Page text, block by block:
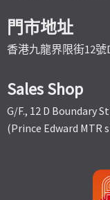
門市地址
香港九龍界限街12號
Sales Shop
G/F., 12 D Boundary
(Prince Edward MTR